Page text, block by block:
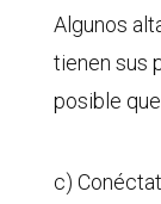
Algunos
tienen sus
posible
c)